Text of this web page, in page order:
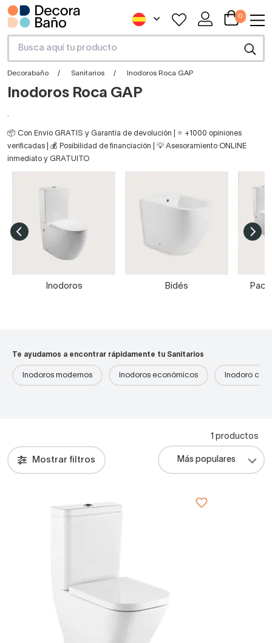
0
Decorabaño Sanitarios Inodoros Roca GAP
Inodoros Roca GAP
.
📦 Con Envío GRATIS y Garantía de devolución | ⭐ +1000 opiniones
verificadas | 💰 Posibilidad de financiación | 💡 Asesoramiento ONLINE
inmediato y GRATUITO
Inodoros Bidés
Te ayudamos a encontrar rápidamente tu Sanitarios
Inodoros modernos Inodoros económicos Inodoro
Mostrar filtros
1 productos